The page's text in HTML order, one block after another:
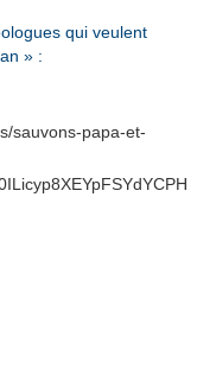
qui veulent
» :
sauvons-papa-et-